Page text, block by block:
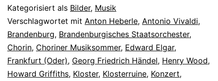
Kategorisiert als Bilder, Musik
Verschlagwortet mit Anton Heberle, Antonio Vivaldi,
Brandenburg, Brandenburgisches Staatsorchester,
Chorin, Choriner Musiksommer, Edward Elgar,
Frankfurt (Oder), Georg Friedrich Händel, Henry Wood,
Howard Griffiths, Kloster, Klosterruine, Konzert,